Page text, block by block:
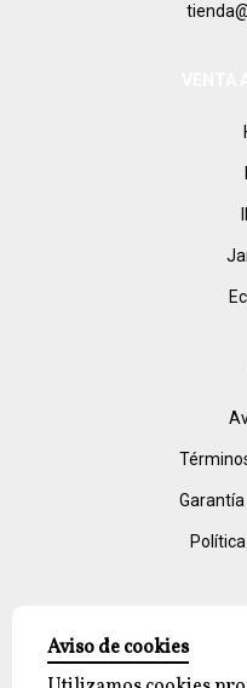
Aviso de cookies